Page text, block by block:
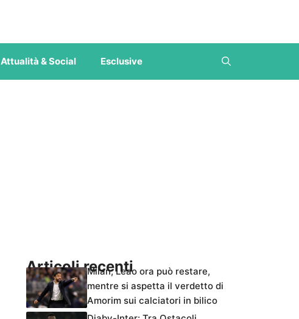
Attualità & Social Esclusive
Articoli recentiMilan, Leao ora può restare,
mentre si aspetta il verdetto di
Amorim sui calciatori in bilico